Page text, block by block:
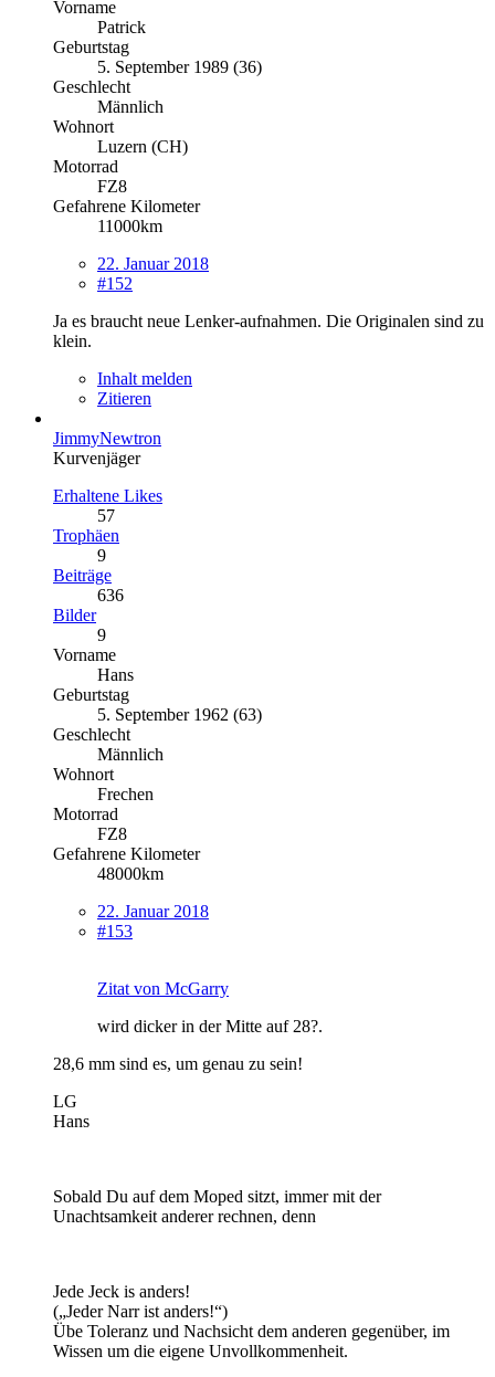
Vorname
Patrick
Geburtstag
5. September 1989 (36)
Geschlecht
Männlich
Wohnort
Luzern (CH)
Motorrad
FZ8
Gefahrene Kilometer
11000km
22. Januar 2018
#152
Ja es braucht neue Lenker-aufnahmen. Die Originalen sind zu
klein.
Inhalt melden
Zitieren
JimmyNewtron
Kurvenjäger
Erhaltene Likes
57
Trophäen
9
Beiträge
636
Bilder
9
Vorname
Hans
Geburtstag
5. September 1962 (63)
Geschlecht
Männlich
Wohnort
Frechen
Motorrad
FZ8
Gefahrene Kilometer
48000km
22. Januar 2018
#153
Zitat von McGarry
wird dicker in der Mitte auf 28?.
28,6 mm sind es, um genau zu sein!
LG
Hans
Sobald Du auf dem Moped sitzt, immer mit der
Unachtsamkeit anderer rechnen, denn
Jede Jeck is anders!
(„Jeder Narr ist anders!“)
Übe Toleranz und Nachsicht dem anderen gegenüber, im
Wissen um die eigene Unvollkommenheit.